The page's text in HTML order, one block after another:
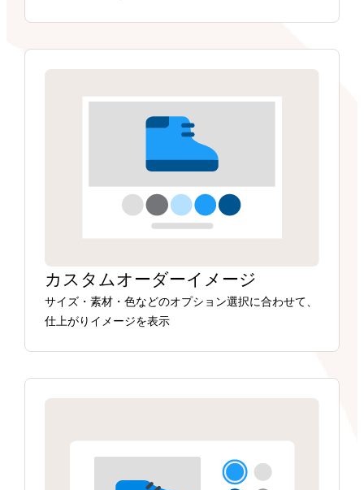
カスタムオーダーイメージ
サイズ・素材・色などのオプション選択に合わせて、
仕上がりイメージを表示